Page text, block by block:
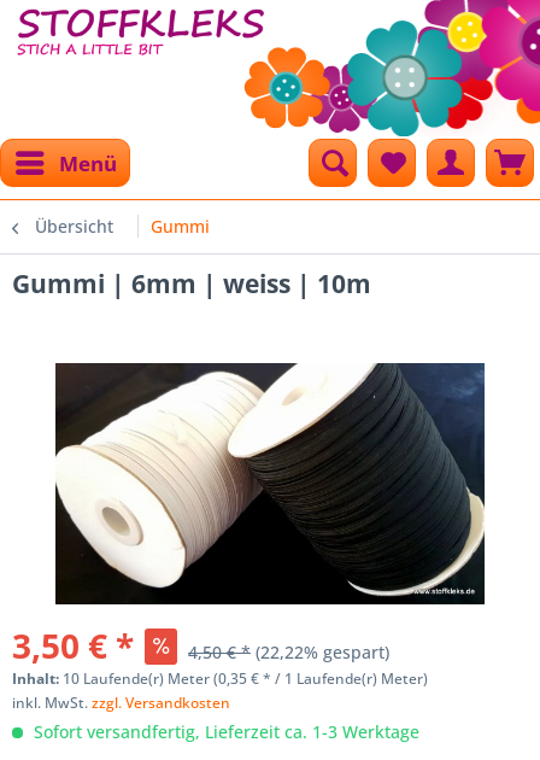
Menü
Übersicht Gummi
Gummi | 6mm | weiss | 10m
3,50 € * 4,50 € * (22,22% gespart)
Inhalt: 10 Laufende(r) Meter (0,35 € * / 1 Laufende(r) Meter)
inkl. MwSt.zzgl. Versandkosten
Sofort versandfertig, Lieferzeit ca. 1-3 Werktage